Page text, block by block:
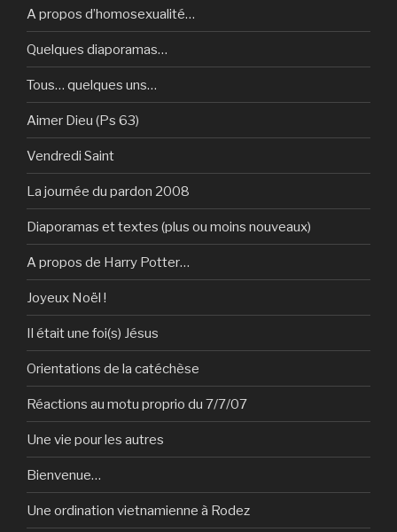
A propos d’homosexualité…
Quelques diaporamas…
Tous… quelques uns…
Aimer Dieu (Ps 63)
Vendredi Saint
La journée du pardon 2008
Diaporamas et textes (plus ou moins nouveaux)
A propos de Harry Potter…
Joyeux Noël !
Il était une foi(s) Jésus
Orientations de la catéchèse
Réactions au motu proprio du 7/7/07
Une vie pour les autres
Bienvenue…
Une ordination vietnamienne à Rodez